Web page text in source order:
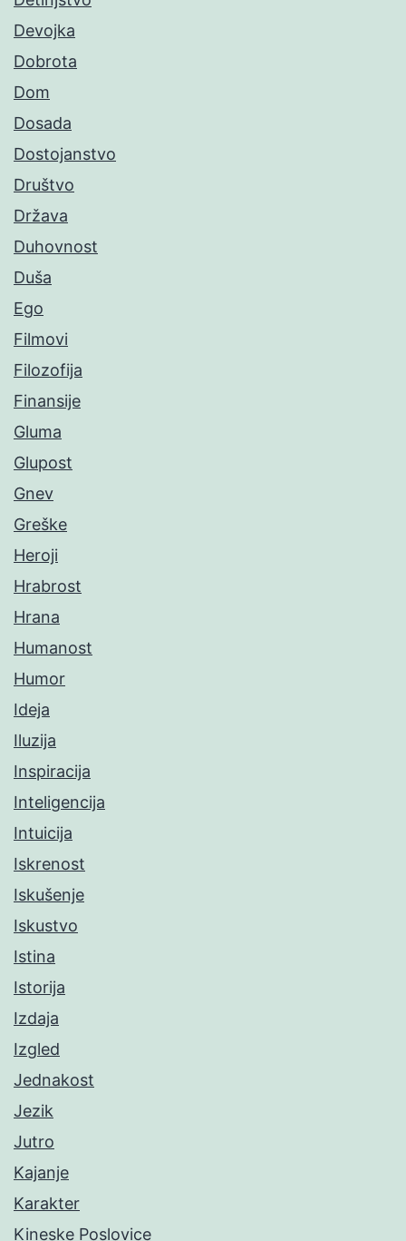
Devojka
Dobrota
Dom
Dosada
Dostojanstvo
Društvo
Država
Duhovnost
Duša
Ego
Filmovi
Filozofija
Finansije
Gluma
Glupost
Gnev
Greške
Heroji
Hrabrost
Hrana
Humanost
Humor
Ideja
Iluzija
Inspiracija
Inteligencija
Intuicija
Iskrenost
Iskušenje
Iskustvo
Istina
Istorija
Izdaja
Izgled
Jednakost
Jezik
Jutro
Kajanje
Karakter
Kineske Poslovice